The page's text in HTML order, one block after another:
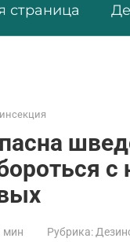
страница
мин Рубрика: